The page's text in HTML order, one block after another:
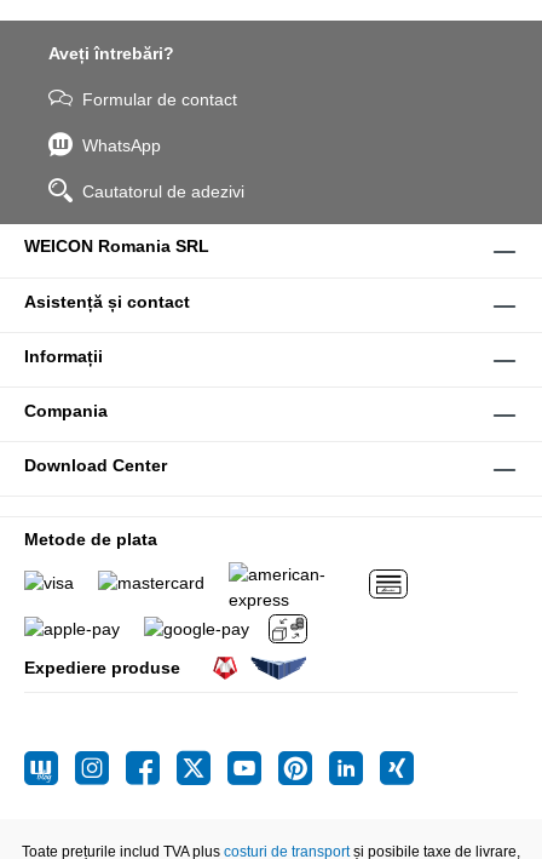
Aveți întrebări?
Formular de contact
WhatsApp
Cautatorul de adezivi
WEICON Romania SRL
Asistență și contact
Informații
Compania
Download Center
Metode de plata
Expediere produse
Toate prețurile includ TVA plus costuri de transportși posibile taxe de livrare,